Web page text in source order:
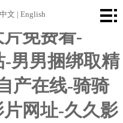
线观看-911
免费看-
男男捆绑取精
产在线-骑骑
网址-久久影
文 English